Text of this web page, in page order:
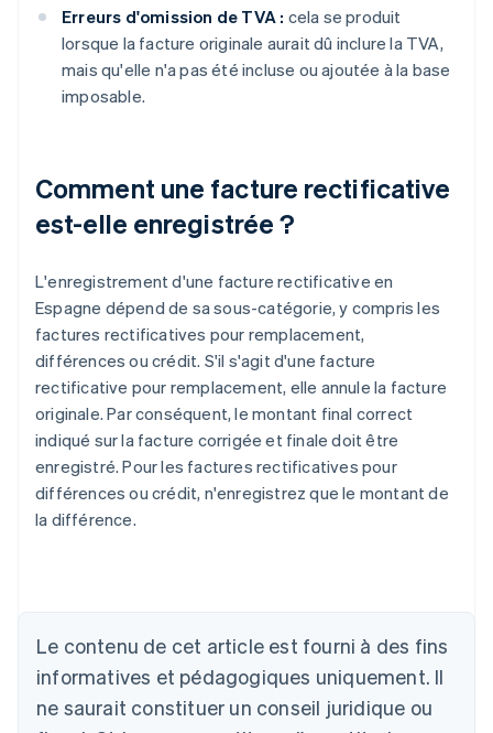
Erreurs d'omission de TVA : cela se produit
lorsque la facture originale aurait dû inclure la TVA,
mais qu'elle n'a pas été incluse ou ajoutée à la base
imposable.
Comment une facture rectificative
est-elle enregistrée ?
L'enregistrement d'une facture rectificative en
Espagne dépend de sa sous-catégorie, y compris les
factures rectificatives pour remplacement,
différences ou crédit. S'il s'agit d'une facture
rectificative pour remplacement, elle annule la facture
originale. Par conséquent, le montant final correct
indiqué sur la facture corrigée et finale doit être
enregistré. Pour les factures rectificatives pour
différences ou crédit, n'enregistrez que le montant de
la différence.
Le contenu de cet article est fourni à des fins
informatives et pédagogiques uniquement. Il
ne saurait constituer un conseil juridique ou
Allemagne
Australie